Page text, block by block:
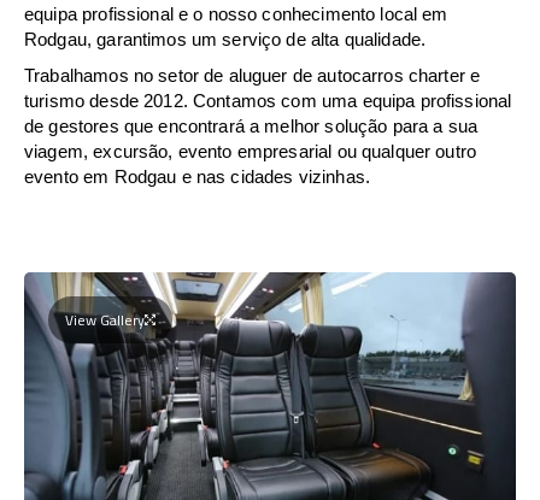
equipa profissional e o nosso conhecimento local em
Rodgau, garantimos um serviço de alta qualidade.
Trabalhamos no setor de aluguer de autocarros charter e
turismo desde 2012. Contamos com uma equipa profissional
de gestores que encontrará a melhor solução para a sua
viagem, excursão, evento empresarial ou qualquer outro
evento em Rodgau e nas cidades vizinhas.
View Gallery